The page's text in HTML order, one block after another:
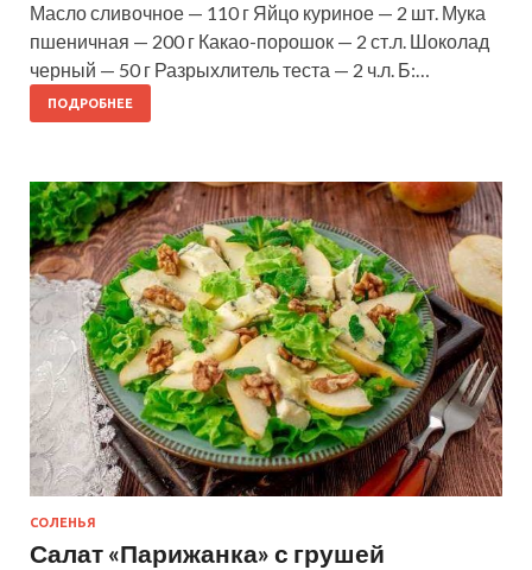
Масло сливочное — 110 г Яйцо куриное — 2 шт. Мука
пшеничная — 200 г Какао-порошок — 2 ст.л. Шоколад
черный — 50 г Разрыхлитель теста — 2 ч.л. Б:…
ПОДРОБНЕЕ
СОЛЕНЬЯ
Салат «Парижанка» с грушей